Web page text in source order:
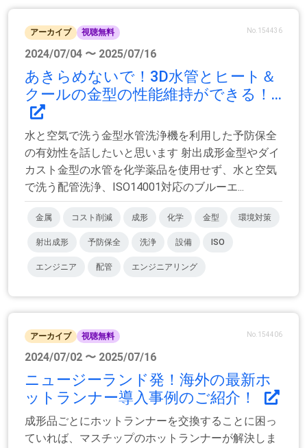
アーカイブ 視聴無料 No.154436
2024/07/04 〜 2025/07/16
あきらめないで！3D水管とヒート＆
クールの金型の性能維持ができる！...
水と空気で洗う金型水管洗浄機を利用した予防保全
の有効性を話したいと思います 射出成形金型やダイ
カスト金型の水管を化学薬品を使用せず、水と空気
で洗う配管洗浄、ISO14001対応のブルーエ...
金属 コスト削減 成形 化学 金型 環境対策
射出成形 予防保全 洗浄 設備 ISO
エンジニア 配管 エンジニアリング
アーカイブ 視聴無料 No.154406
2024/07/02 〜 2025/07/16
ニュージーランド発！海外の最新ホ
ットランナー導入事例のご紹介！
成形品ごとにホットランナーを交換することに困っ
ていれば、マスチップのホットランナーが解決しま